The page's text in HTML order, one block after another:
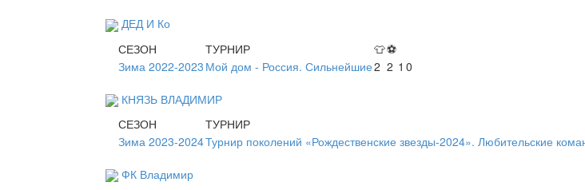
ДЕД И Ко
СЕЗОН
ТУРНИР 👕⚽
Зима 2022-2023 Мой дом - Россия. Сильнейшие2 2 1 0
КНЯЗЬ ВЛАДИМИР
СЕЗОН
ТУРНИР
Зима 2023-2024Турнир поколений «Рождественские звезды-2024». Любительские
ФК Владимир